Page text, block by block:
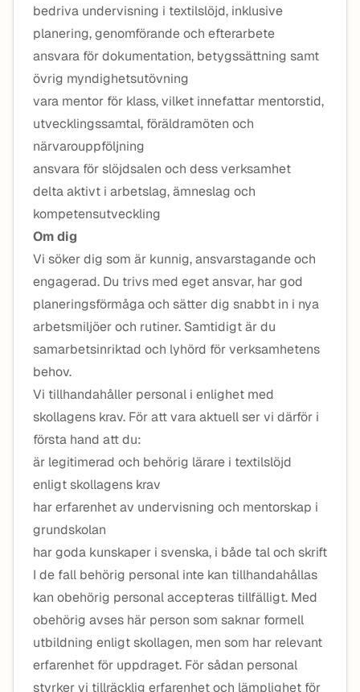
bedriva undervisning i textilslöjd, inklusive
planering, genomförande och efterarbete
ansvara för dokumentation, betygssättning samt
övrig myndighetsutövning
vara mentor för klass, vilket innefattar mentorstid,
utvecklingssamtal, föräldramöten och
närvarouppföljning
ansvara för slöjdsalen och dess verksamhet
delta aktivt i arbetslag, ämneslag och
kompetensutveckling
Om dig
Vi söker dig som är kunnig, ansvarstagande och
engagerad. Du trivs med eget ansvar, har god
planeringsförmåga och sätter dig snabbt in i nya
arbetsmiljöer och rutiner. Samtidigt är du
samarbetsinriktad och lyhörd för verksamhetens
behov.
Vi tillhandahåller personal i enlighet med
skollagens krav. För att vara aktuell ser vi därför i
första hand att du:
är legitimerad och behörig lärare i textilslöjd
enligt skollagens krav
har erfarenhet av undervisning och mentorskap i
grundskolan
har goda kunskaper i svenska, i både tal och skrift
I de fall behörig personal inte kan tillhandahållas
kan obehörig personal accepteras tillfälligt. Med
obehörig avses här person som saknar formell
utbildning enligt skollagen, men som har relevant
erfarenhet för uppdraget. För sådan personal
styrker vi tillräcklig erfarenhet och lämplighet för